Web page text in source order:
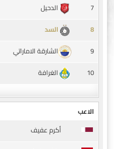
7
الدحيل
8
السد
9
الشارقة الاماراتي
10
الغرافة
الاعب
أكرم عفيف